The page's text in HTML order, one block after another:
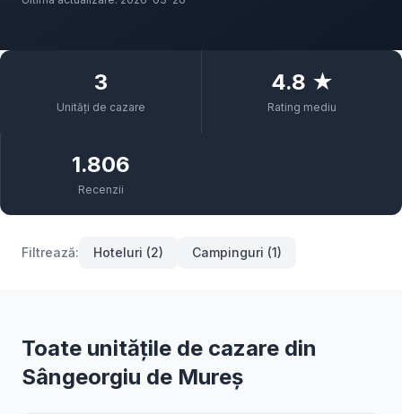
3
Unități de cazare
4.8 ★
Rating mediu
1.806
Recenzii
Filtrează: Hoteluri (2) Campinguri (1)
Toate unitățile de cazare din
Sângeorgiu de Mureș